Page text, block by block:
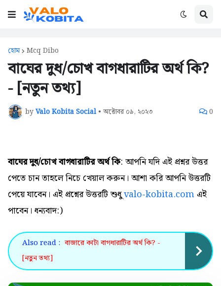
হোম Mcq Dibo
বাঘের দুধ/চোখ বাগধারাটির অর্থ কি?
- [নতুন তথ্য]
byValo Kobita Social • অক্টোবর ০৯, ২০২৩ 0
বাঘের দুধ/চোখ বাগধারাটির অর্থ কি: আপনি যদি এই প্রশ্নর উত্তর
পেতে চান তাহলে নিচে খেয়াল করুন। আশা করি আপনি উত্তরটি
পেয়ে যাবেন। এই প্রশ্নের উত্তরটি শুধুvalo-kobita.comএই
পাবেন। ধন্যবাদ:)
Also read : বাজারে কাটা বাগধারাটির অর্থ কি? -
[নতুন তথ্য]